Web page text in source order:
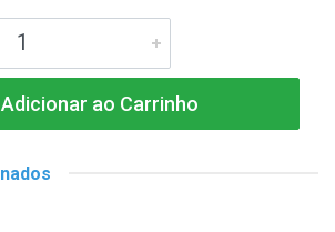
Adicionar ao Carrinho